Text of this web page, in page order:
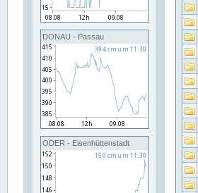
DONAU - Passau
ODER - Eisenhüttenstadt